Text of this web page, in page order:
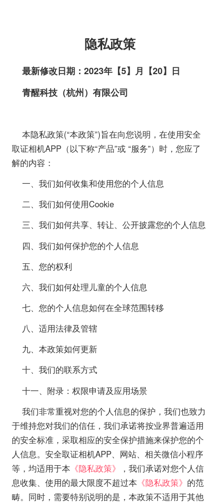
隐私政策
最新修改日期：2023年【5】月【20】日
青醒科技（杭州）有限公司
本隐私政策(“本政策”)旨在向您说明，在使用安全
取证相机APP（以下称“产品”或 “服务”）时，您应了
解的内容：
一、我们如何收集和使用您的个人信息
二、我们如何使用Cookie
三、我们如何共享、转让、公开披露您的个人信息
四、我们如何保护您的个人信息
五、您的权利
六、我们如何处理儿童的个人信息
七、您的个人信息如何在全球范围转移
八、适用法律及管辖
九、本政策如何更新
十、我们的联系方式
十一、附录：权限申请及应用场景
我们非常重视对您的个人信息的保护，我们也致力
于维持您对我们的信任，我们承诺将按业界普遍适用
的安全标准，采取相应的安全保护措施来保护您的个
人信息。安全取证相机APP、网站、相关微信小程序
等，均适用于本 《隐私政策》
，我们承诺对您个人信
息收集、使用的最大限度不超过本 《隐私政策》 的范
畴。同时，需要特别说明的是，本政策不适用于其他